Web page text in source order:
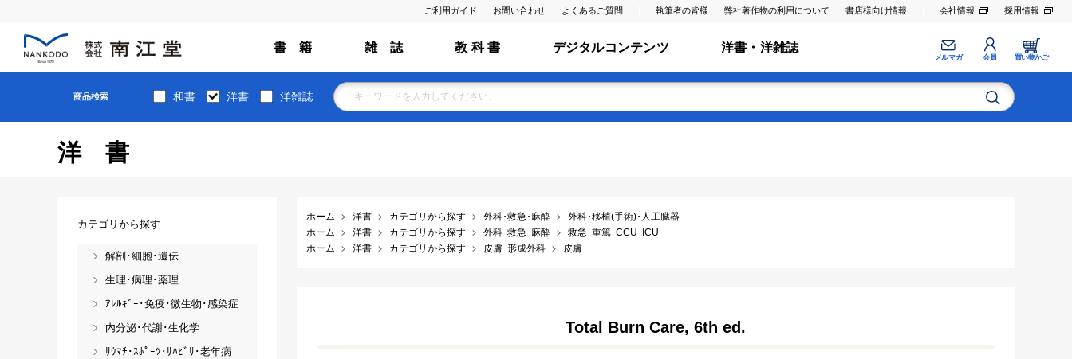
ご利用ガイド お問い合わせ よくあるご質問 執筆者の皆様 弊社著作物の利用について 書店様向け情報 会社情報 採用情報
書 籍 雑 誌 教 科 書 デジタルコンテンツ 洋書・洋雑誌
メルマガ 会員 買い物かご
商品検索 和書 洋書 洋雑誌
洋書
ホーム 洋書 カテゴリから探す 外科･救急･麻酔
外科･移植(手術)･人工臓器
ホーム
洋書 カテゴリから探す 外科･救急･麻酔
救急･重篤･CCU･ICU
ホーム
洋書 カテゴリから探す 皮膚･形成外科 皮膚
Total Burn Care, 6th ed.
カテゴリから探す
解剖･細胞･遺伝
生理･病理･薬理
ｱﾚﾙｷﾞｰ･免疫･微生物･感染症
内分泌･代謝･生化学
ﾘｳﾏﾁ･ｽﾎﾟｰﾂ･ﾘﾊﾋﾞﾘ･老年病